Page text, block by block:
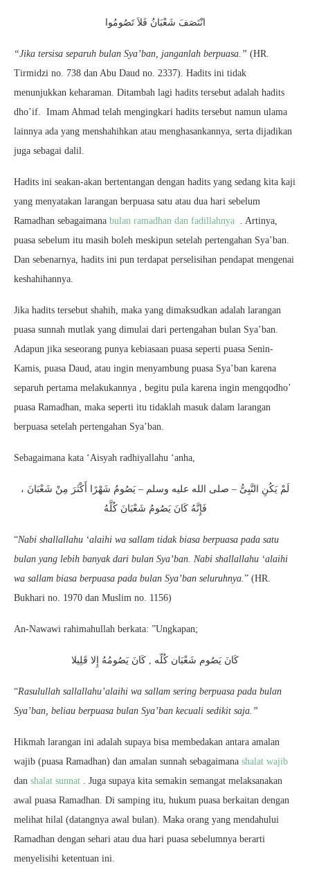
انْتَصَفَ شَعْبَانُ فَلاَ تَصُومُوا
“Jika tersisa separuh bulan Sya’ban, janganlah berpuasa.” (HR.
Tirmidzi no. 738 dan Abu Daud no. 2337). Hadits ini tidak
menunjukkan keharaman. Ditambah lagi hadits tersebut adalah hadits
dho’if. Imam Ahmad telah mengingkari hadits tersebut namun ulama
lainnya ada yang menshahihkan atau menghasankannya, serta dijadikan
juga sebagai dalil.
Hadits ini seakan-akan bertentangan dengan hadits yang sedang kita kaji
yang menyatakan larangan berpuasa satu atau dua hari sebelum
Ramadhan sebagaimana bulan ramadhan dan fadillahnya . Artinya,
puasa sebelum itu masih boleh meskipun setelah pertengahan Sya’ban.
Dan sebenarnya, hadits ini pun terdapat perselisihan pendapat mengenai
keshahihannya.
Jika hadits tersebut shahih, maka yang dimaksudkan adalah larangan
puasa sunnah mutlak yang dimulai dari pertengahan bulan Sya’ban.
Adapun jika seseorang punya kebiasaan puasa seperti puasa Senin-
Kamis, puasa Daud, atau ingin menyambung puasa Sya’ban karena
separuh pertama melakukannya , begitu pula karena ingin mengqodho’
puasa Ramadhan, maka seperti itu tidaklah masuk dalam larangan
berpuasa setelah pertengahan Sya’ban.
Sebagaimana kata ‘Aisyah radhiyallahu ‘anha,
لَمْ يَكُنِ النَّبِىُّ – صلى الله عليه وسلم – يَصُومُ شَهْرًا أَكْثَرَ مِنْ شَعْبَانَ ،
فَإِنَّهُ كَانَ يَصُومُ شَعْبَانَ كُلَّهُ
“Nabi shallallahu ‘alaihi wa sallam tidak biasa berpuasa pada satu
bulan yang lebih banyak dari bulan Sya’ban. Nabi shallallahu ‘alaihi
wa sallam biasa berpuasa pada bulan Sya’ban seluruhnya.” (HR.
Bukhari no. 1970 dan Muslim no. 1156)
An-Nawawi rahimahullah berkata: ”Ungkapan;
كَانَ يَصُوم شَعْبَان كُلّه , كَانَ يَصُومُهُ إِلا قَلِيلا
“Rasulullah sallallahu’alaihi wa sallam sering berpuasa pada bulan
Sya’ban, beliau berpuasa bulan Sya’ban kecuali sedikit saja.”
Hikmah larangan ini adalah supaya bisa membedakan antara amalan
wajib (puasa Ramadhan) dan amalan sunnah sebagaimana shalat wajib
dan shalat sunnat . Juga supaya kita semakin semangat melaksanakan
awal puasa Ramadhan. Di samping itu, hukum puasa berkaitan dengan
melihat hilal (datangnya awal bulan). Maka orang yang mendahului
Ramadhan dengan sehari atau dua hari puasa sebelumnya berarti
menyelisihi ketentuan ini.